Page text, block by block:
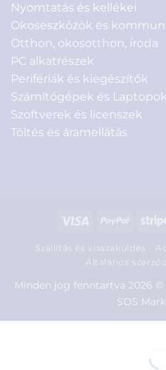
Nyomtatás és kellékei
Okoseszközök és
Otthon, okosotthon, iroda
PC alkatrészek
Perifériák és kiegészítők
Számítógépek és Laptopok
Szoftverek és licenszek
Töltés és áramellátás
Visa PayPal
Szállítás és visszaküldés
Általános
Minden jog fenntartva 2026 ©
SOS